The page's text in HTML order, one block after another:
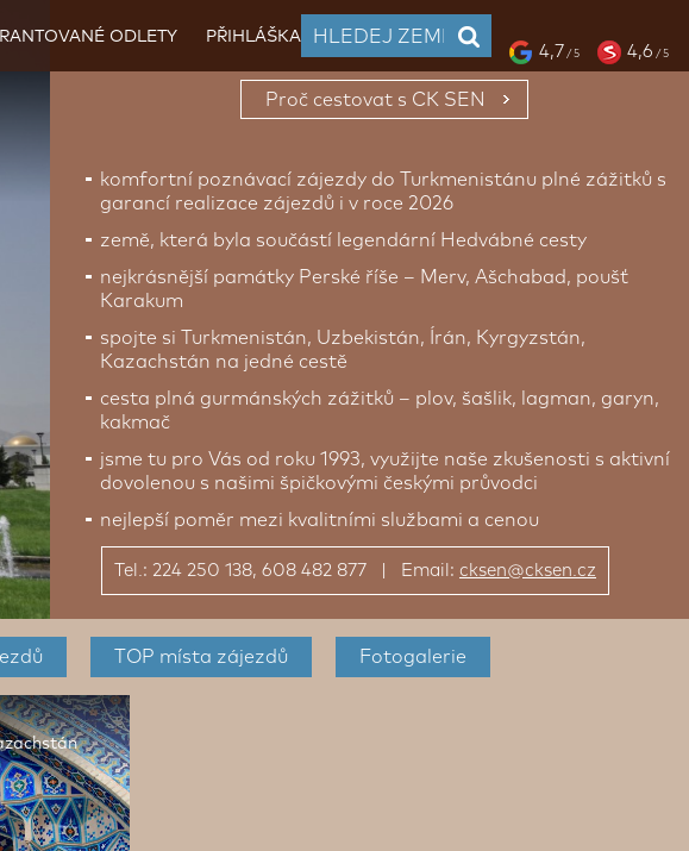
ODLETY PŘIHLÁŠKA
4,7 / 5 4,6 / 5
Proč cestovat s CK SEN
komfortní poznávací zájezdy do Turkmenistánu plné zážitků s
garancí realizace zájezdů i v roce 2026
země, která byla součástí legendární Hedvábné cesty
nejkrásnější památky Perské říše – Merv, Ašchabad, poušť
Karakum
spojte si Turkmenistán, Uzbekistán, Írán, Kyrgyzstán,
Kazachstán na jedné cestě
cesta plná gurmánských zážitků – plov, šašlik, lagman, garyn,
kakmač
jsme tu pro Vás od roku 1993, využijte naše zkušenosti s aktivní
dovolenou s našimi špičkovými českými průvodci
nejlepší poměr mezi kvalitními službami a cenou
Tel.: 224 250 138, 608 482 877 | Email: cksen@cksen.cz
TOP místa zájezdů Fotogalerie